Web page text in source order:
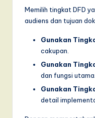
Memilih tingkat DFD
audiens dan tujuan
Gunakan
cakupan.
Gunakan
dan fungsi utama.
Gunakan
detail